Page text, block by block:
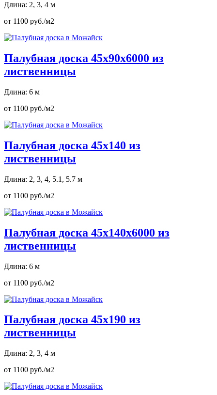
Длина: 2, 3, 4 м
от 1100 руб./м2
Палубная доска 45х90х6000 из
лиственницы
Длина: 6 м
от 1100 руб./м2
Палубная доска 45х140 из
лиственницы
Длина: 2, 3, 4, 5.1, 5.7 м
от 1100 руб./м2
Палубная доска 45х140х6000 из
лиственницы
Длина: 6 м
от 1100 руб./м2
Палубная доска 45х190 из
лиственницы
Длина: 2, 3, 4 м
от 1100 руб./м2